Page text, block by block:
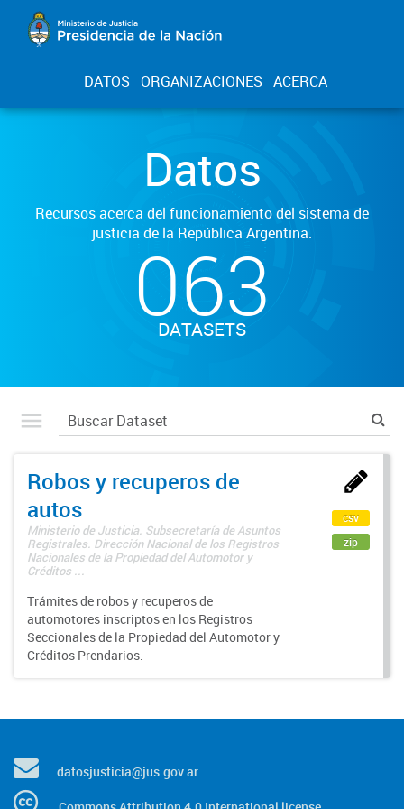
DATOS ORGANIZACIONES ACERCA
Datos
Recursos acerca del funcionamiento del sistema de
justicia de la República Argentina.
063
DATASETS
Robos y recuperos de
autos
Ministerio de Justicia. Subsecretaría de Asuntos
Registrales. Dirección Nacional de los Registros
Nacionales de la Propiedad del Automotor y
Créditos ...
Trámites de robos y recuperos de
automotores inscriptos en los Registros
Seccionales de la Propiedad del Automotor y
Créditos Prendarios.
csv
zip
datosjusticia@jus.gov.ar